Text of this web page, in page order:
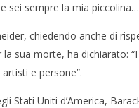
sei sempre la mia
chiedendo anche di
la sua morte, ha dichiarato:
e persone”.
Stati Uniti d’America,